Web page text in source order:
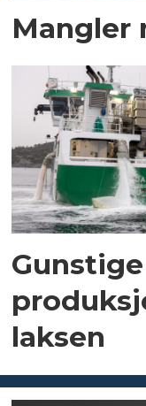
Mangler
Gunstige
laksen